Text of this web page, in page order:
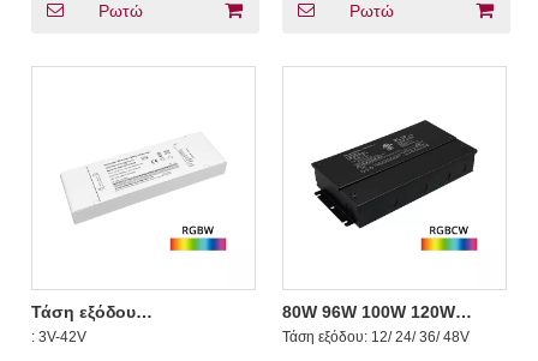
Ρωτώ Ρωτώ
Τάση εξόδου
προγράμματος οδήγησης
: 3V-42V
80W 96W 100W 120W
Κατηγορία 2 CV RGB CW
DMX Dimmable LED Driver
Τάση εξόδου: 12/ 24/ 36/ 48V